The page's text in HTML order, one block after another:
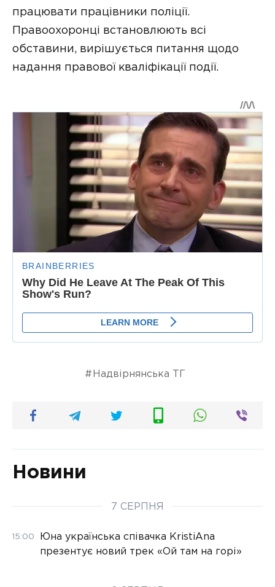
працювати працівники поліції.
Правоохоронці встановлюють всі
обставини, вирішується питання щодо
надання правової кваліфікації події.
Надвірнянська ТГ
Новини
7 СЕРПНЯ
15:00
Юна українська співачка KristiAna
презентує новий трек «Ой там на горі»